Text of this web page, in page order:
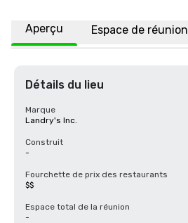
Aperçu Espace de réunion
Détails du lieu
Marque
Landry's Inc.
Construit
-
Fourchette de prix des restaurants
$$
Espace total de la réunion
-